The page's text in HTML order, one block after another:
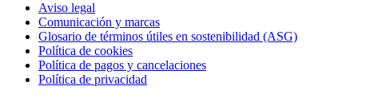
Aviso legal
Comunicación y marcas
Glosario de términos útiles en sostenibilidad (ASG)
Política de cookies
Política de pagos y cancelaciones
Política de privacidad